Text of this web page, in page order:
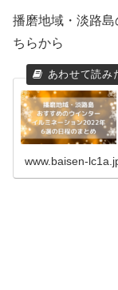
播磨地域・淡路
ちらから
www.baisen-